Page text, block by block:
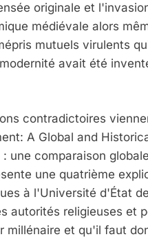
originale et
médiévale alors
mutuels virulents
avait été
contradictoires
A Global and
une comparaison
une quatrième
à l'Université d'État
autorités religieuses et
millénaire et qu'il faut